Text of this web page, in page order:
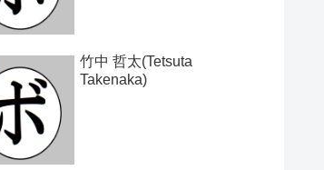
竹中 哲太(Tetsuta
Takenaka)